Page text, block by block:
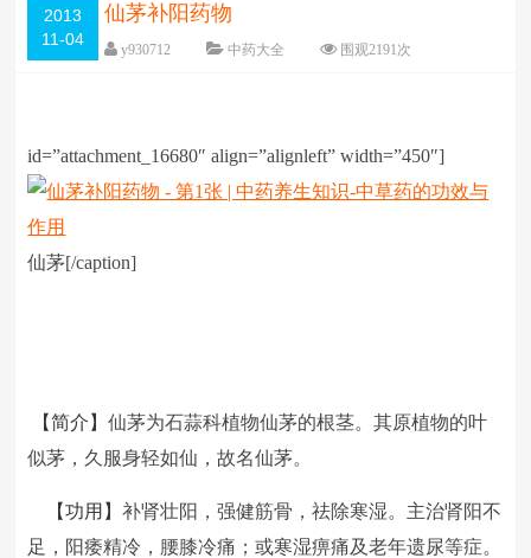
2013
11-04
仙茅补阳药物
y930712 中药大全 围观2191次
id=”attachment_16680″ align=”alignleft” width=”450″]
仙茅[/caption]
【简介】仙茅为石蒜科植物仙茅的根茎。其原植物的叶
似茅，久服身轻如仙，故名仙茅。
【功用】补肾壮阳，强健筋骨，祛除寒湿。主治肾阳不
足，阳痿精冷，腰膝冷痛；或寒湿痹痛及老年遗尿等症。